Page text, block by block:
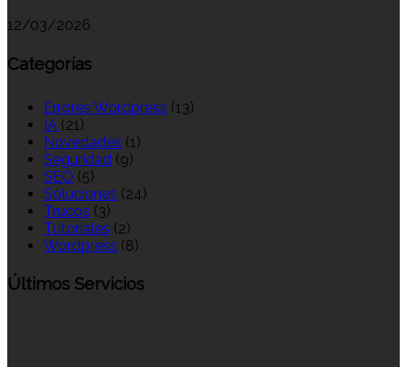
12/03/2026
Categorías
Errores Wordpress (13)
IA (21)
Novedades (1)
Seguridad (9)
SEO (5)
Soluciones (24)
Trucos (3)
Tutoriales (2)
Wordpress (8)
Últimos Servicios